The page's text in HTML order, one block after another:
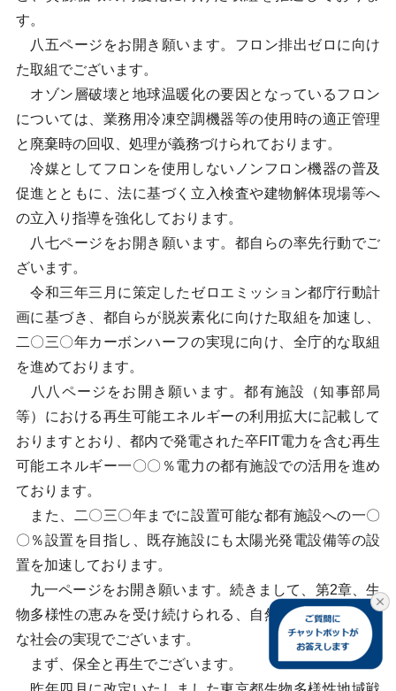
す。
八五ページをお開き願います。フロン排出ゼロに向け
た取組でございます。
オゾン層破壊と地球温暖化の要因となっているフロン
については、業務用冷凍空調機器等の使用時の適正管理
と廃棄時の回収、処理が義務づけられております。
冷媒としてフロンを使用しないノンフロン機器の普及
促進とともに、法に基づく立入検査や建物解体現場等へ
の立入り指導を強化しております。
八七ページをお開き願います。都自らの率先行動でご
ざいます。
令和三年三月に策定したゼロエミッション都庁行動計
画に基づき、都自らが脱炭素化に向けた取組を加速し、
二〇三〇年カーボンハーフの実現に向け、全庁的な取組
を進めております。
八八ページをお開き願います。都有施設（知事部局
等）における再生可能エネルギーの利用拡大に記載して
おりますとおり、都内で発電された卒FIT電力を含む再生
可能エネルギー一〇〇％電力の都有施設での活用を進め
ております。
また、二〇三〇年までに設置可能な都有施設への一〇
〇％設置を目指し、既存施設にも太陽光発電設備等の設
置を加速しております。
九一ページをお開き願います。続きまして、第2章、生
物多様性の恵みを受け続けられる、自然と共生する豊か
な社会の実現でございます。
まず、保全と再生でございます。